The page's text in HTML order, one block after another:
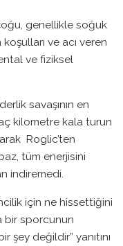
genellikle soğuk
ve acı veren
ve fiziksel
savaşının en
kilometre kala turun
Roglic’ten
tüm enerjisini
indiremedi.
için ne hissettiğini
bir sporcunun
şey değildir” yanıtını